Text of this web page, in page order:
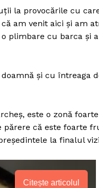
la provocările cu
am venit aici și am
plimbare cu barca şi
şi cu întreaga
este o zonă
că este foarte
la finalul
Citește articolul